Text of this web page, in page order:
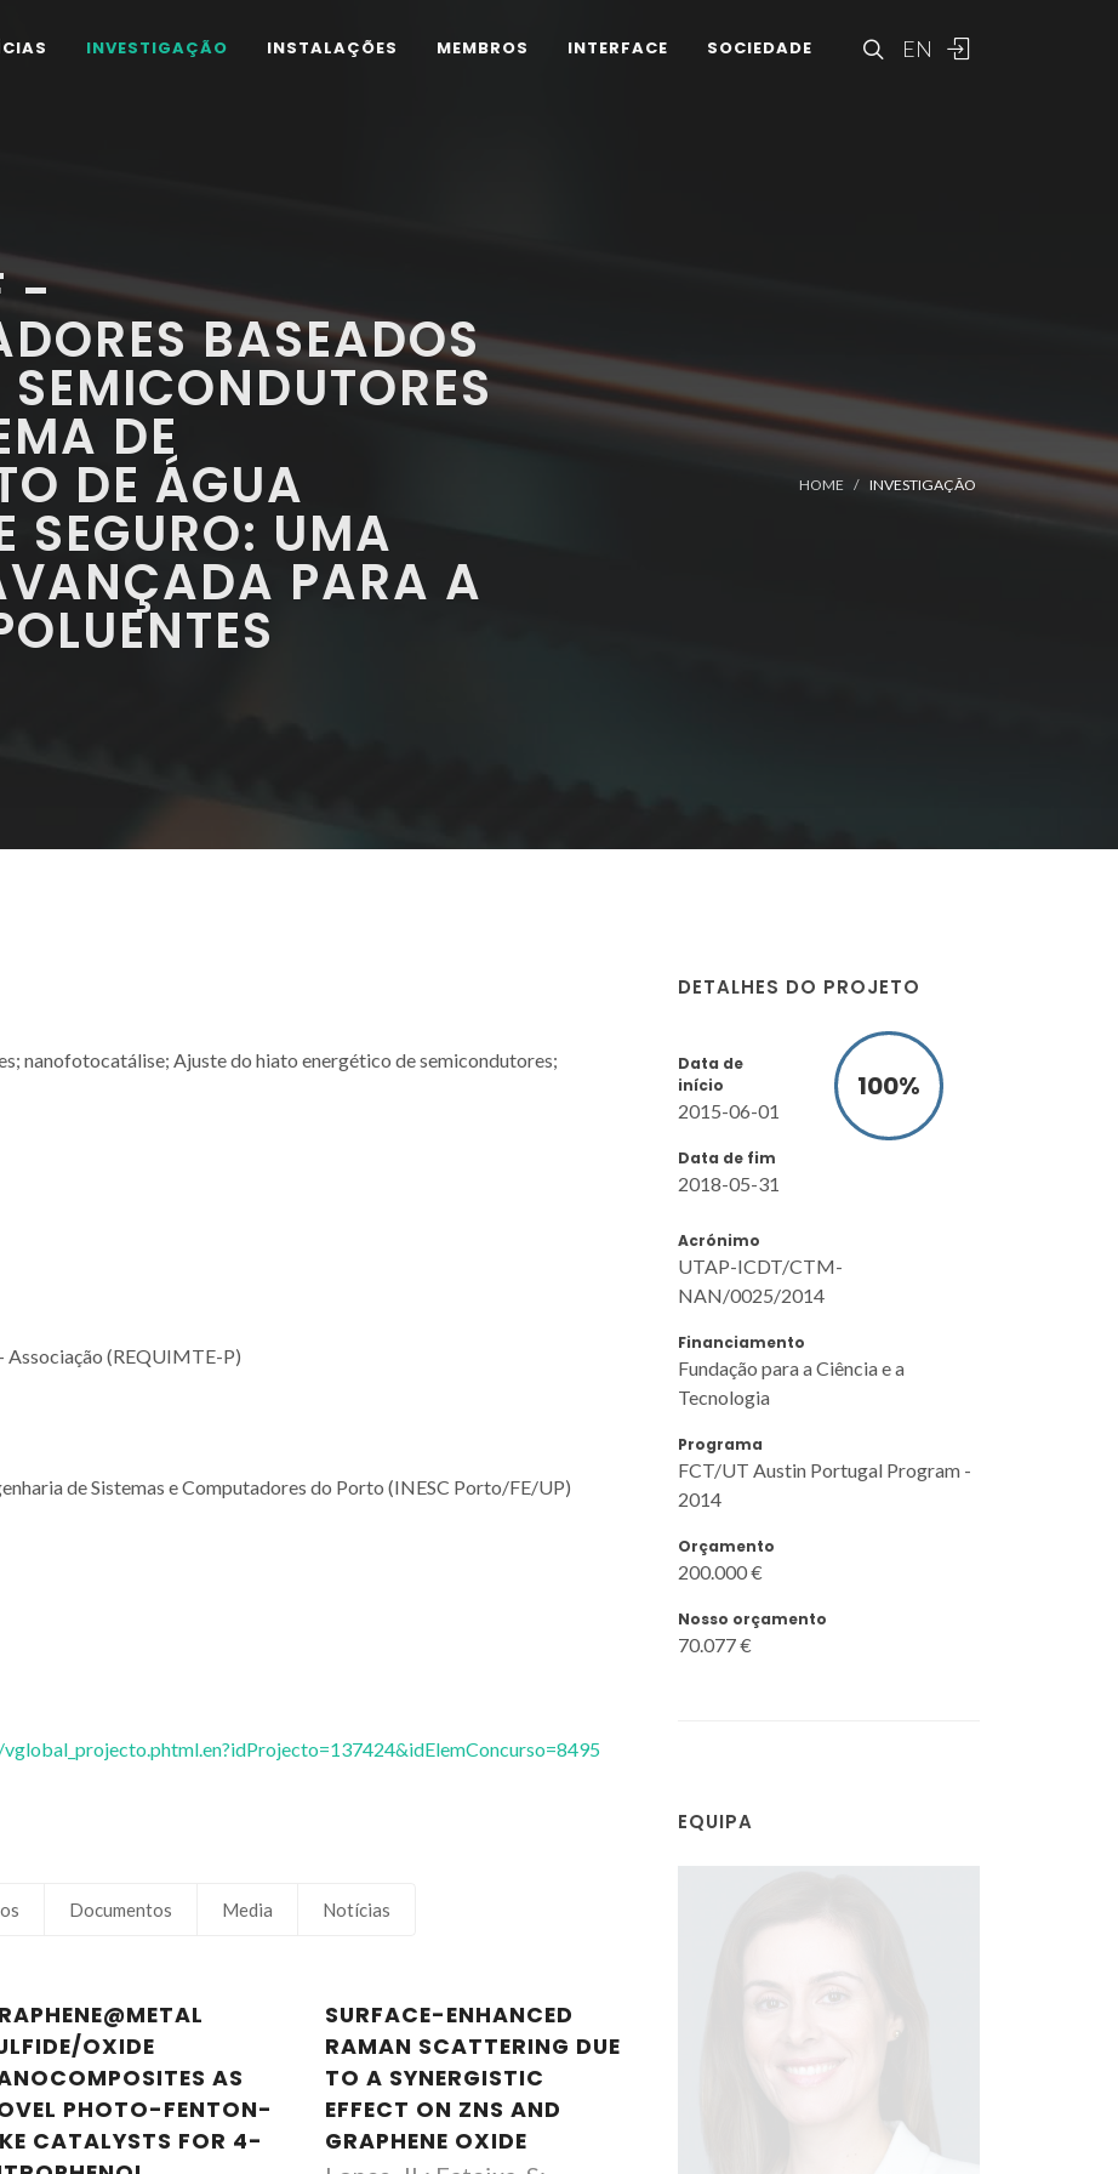
EN
INVESTIGAÇÃO INSTALAÇÕES MEMBROS INTERFACE SOCIEDADE
-
BASEADOS
DE
DE ÁGUA
SEGURO: UMA
PARA A
HOME INVESTIGAÇÃO
DETALHES DO PROJETO
Data de
início
2015-06-01
Data de fim
2018-05-31
100%
Acrónimo
UTAP-ICDT/CTM-
NAN/0025/2014
Financiamento
Fundação para a Ciência e a
Tecnologia
Programa
FCT/UT Austin Portugal Program -
2014
Orçamento
200.000 €
Nosso orçamento
70.077 €
EQUIPA
nanofotocatálise; Ajuste do hiato energético de semicondutores;
Associação (REQUIMTE-P)
de Sistemas e Computadores do Porto (INESC Porto/FE/UP)
Documentos Media Notícias
OXIDE
AS
PHOTO-FENTON-
CATALYSTS FOR 4-
SURFACE-ENHANCED
RAMAN SCATTERING DUE
TO A SYNERGISTIC
EFFECT ON ZNS AND
GRAPHENE OXIDE